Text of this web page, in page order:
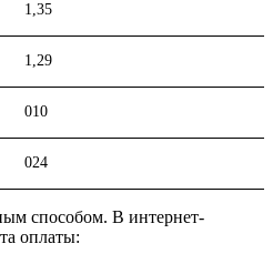
1,35
1,29
010
024
способом. В интернет-
оплаты: